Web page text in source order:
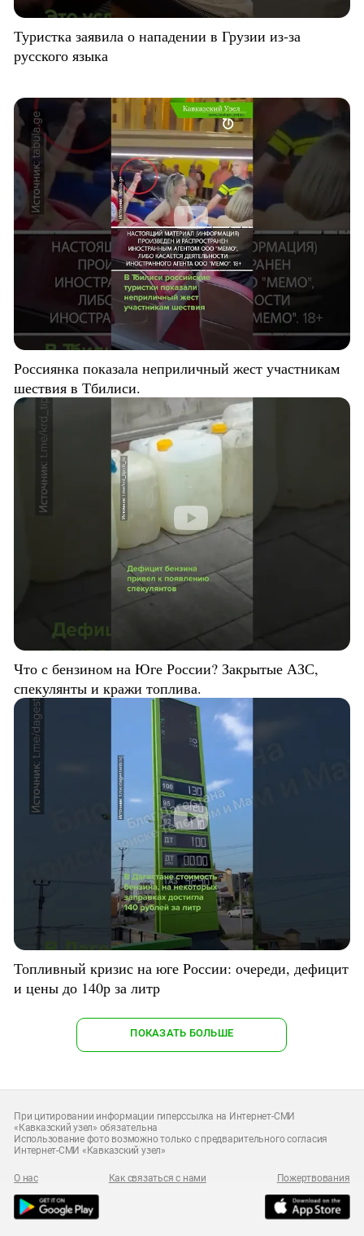
Туристка заявила о нападении в Грузии из-за
русского языка
Россиянка показала неприличный жест участникам
шествия в Тбилиси.
Что с бензином на Юге России? Закрытые АЗС,
спекулянты и кражи топлива.
Топливный кризис на юге России: очереди, дефицит
и цены до 140р за литр
ПОКАЗАТЬ БОЛЬШЕ
При цитировании информации гиперссылка на Интернет-СМИ
«Кавказский узел» обязательна
Использование фото возможно только с предварительного согласия
Интернет-СМИ «Кавказский узел»
О нас Как связаться с нами Пожертвования